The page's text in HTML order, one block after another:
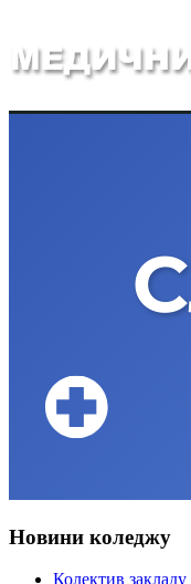
Новини коледжу
Колектив